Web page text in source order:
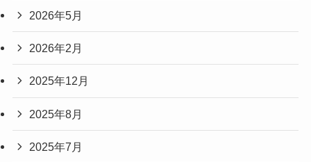
2026年5月
2026年2月
2025年12月
2025年8月
2025年7月